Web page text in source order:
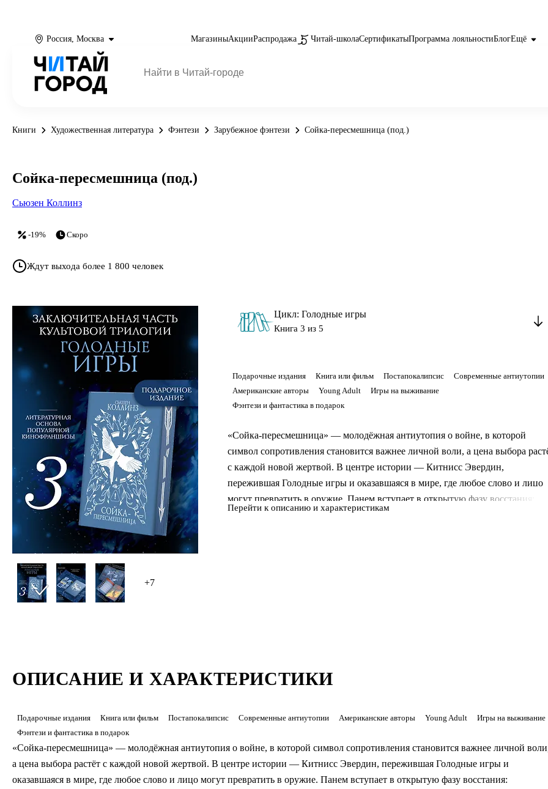
Россия, Москва МагазиныАкцииРаспродажа Читай-школаСертификатыПрограмма лояльностиБлогЕщё
Книги Художественная литература Фэнтези Зарубежное фэнтези Сойка-пересмешница (под.)
+7
Цикл: Голодные игры
Книга 3 из 5
Подарочные издания Книга или фильм Постапокалипсис
Современные антиутопии
Американские авторы
Young Adult
Игры на выживание
Фэнтези и фантастика в подарок
«Сойка-пересмешница» — молодёжная антиутопия о войне, в которой
символ сопротивления становится важнее личной воли, а цена выбора
с каждой новой жертвой. В центре истории — Китнисс Эвердин,
пережившая Голодные игры и оказавшаяся в мире, где любое слово и лицо
могут превратить в оружие. Панем вступает в открытую фазу восстания:
разрушенные дистрикты, подземный Дистрикт 13, пропагандистская борьба
Перейти к описанию и характеристикам
-19% Скоро
Сойка-пересмешница (под.)
Сьюзен Коллинз
Ждут выхода более 1 800 человек
ОПИСАНИЕ И ХАРАКТЕРИСТИКИ
Подарочные издания Книга или фильм Постапокалипсис Современные антиутопии Американские авторы Young Adult
Игры на выживание
Фэнтези и фантастика в подарок
«Сойка-пересмешница» — молодёжная антиутопия о войне, в которой символ сопротивления становится важнее личной
а цена выбора растёт с каждой новой жертвой. В центре истории — Китнисс Эвердин, пережившая Голодные игры и
оказавшаяся в мире, где любое слово и лицо могут превратить в оружие. Панем вступает в открытую фазу восстания: